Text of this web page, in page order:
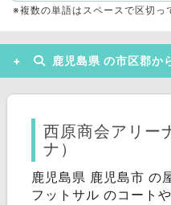
※複数の単語はスペースで区切っ
鹿児島県 の市区郡か
鹿児島市 出水市
薩摩川内市 日置市
奄美市 南九州市
西原商会アリー
ナ）
鹿児島県 鹿児島市 の
フットサル のコート